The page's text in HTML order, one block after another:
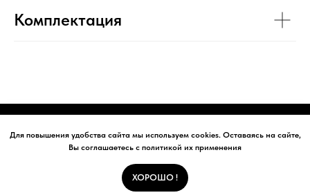
Комплектация
ПРОДУКЦИЯ
СЕРВИСНЫЙ ЦЕНТР НОВОСТИ
Для повышения удобства сайта мы используем cookies. Оставаясь на сайте,
Вы соглашаетесь с политикой их применения
ХОРОШО !